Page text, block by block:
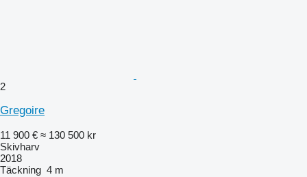
2
Gregoire
11 900 € ≈ 130 500 kr
Skivharv
2018
Täckning 4 m